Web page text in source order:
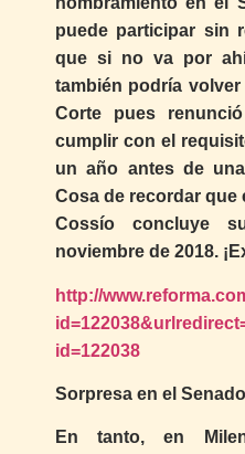
puede participar sin
que si no va por
también podría
Corte pues
cumplir con el
un año antes de
Cosa de recordar que
Cossío concluye
noviembre de 2018.
http://
id=122038
Sorpresa en el Senado
En tanto, en